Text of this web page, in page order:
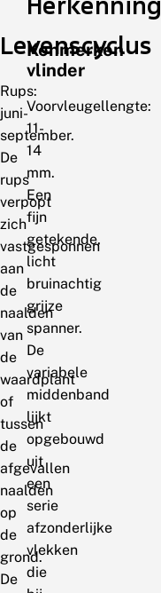
Levenscyclus
Rups:
juni-
september.
De
rups
verpopt
zich
vastgesponnen
aan
de
naalden
van
de
waardplant
of
tussen
de
afgevallen
naalden
op
de
grond.
De
Kenmerken
vlinder
Voorvleugellengte:
11-
14
mm.
Een
fijn
getekende,
licht
bruinachtig
grijze
spanner.
De
variabele
middenband
lijkt
opgebouwd
uit
een
serie
afzonderlijke
vlekken
die